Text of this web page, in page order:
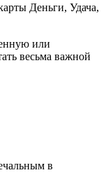
Деньги, Удача,
или
весьма важной
в